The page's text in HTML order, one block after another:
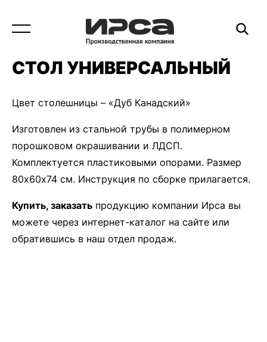
СТОЛ УНИВЕРСАЛЬНЫЙ
Цвет столешницы – «Дуб Канадский»
Изготовлен из стальной трубы в полимерном
порошковом окрашивании и ЛДСП.
Комплектуется пластиковыми опорами. Размер
80х60х74 см. Инструкция по сборке прилагается.
Купить, заказать продукцию компании Ирса вы
можете через интернет-каталог на сайте или
обратившись в наш отдел продаж.